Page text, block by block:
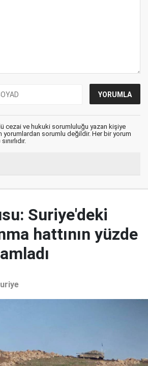
cezai ve hukuki sorumluluğu yazan kişiye
yorumlardan sorumlu değildir. Her bir yorum
Suriye'deki
hattının yüzde